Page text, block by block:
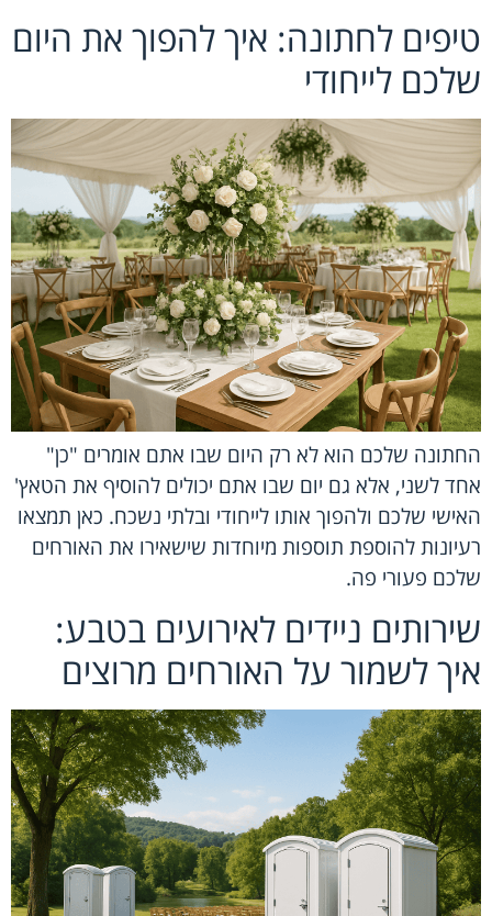
טיפים לחתונה: איך להפוך את היום
שלכם לייחודי
החתונה שלכם הוא לא רק היום שבו אתם אומרים "כן"
אחד לשני, אלא גם יום שבו אתם יכולים להוסיף את הטאץ'
האישי שלכם ולהפוך אותו לייחודי ובלתי נשכח. כאן תמצאו
רעיונות להוספת תוספות מיוחדות שישאירו את האורחים
שלכם פעורי פה.
שירותים ניידים לאירועים בטבע:
איך לשמור על האורחים מרוצים